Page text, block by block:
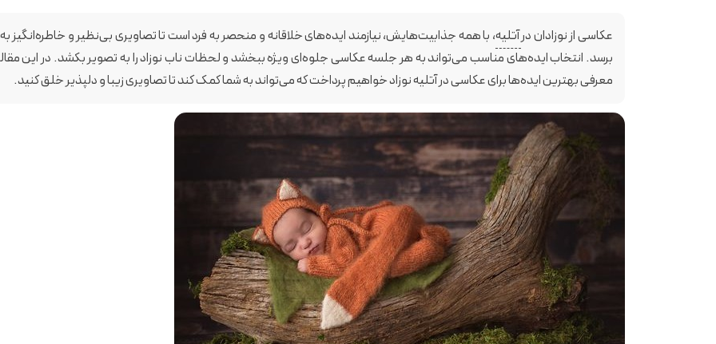
عکاسی از نوزادان درآتلیه، با همه جذابیت‌هایش، نیازمند ایده‌های خلاقانه و منحصر به فرد است تا تصاویری بی‌نظیر و خاطره‌انگیز
برسد. انتخاب ایده‌های مناسب می‌تواند به هر جلسه عکاسی جلوه‌ای ویژه ببخشد و لحظات ناب نوزاد را به تصویر بکشد. در این
معرفی بهترین ایده‌ها برای عکاسی در آتلیه نوزاد خواهیم پرداخت که می‌تواند به شما کمک کند تا تصاویری زیبا و دلپذیر خلق کنید.